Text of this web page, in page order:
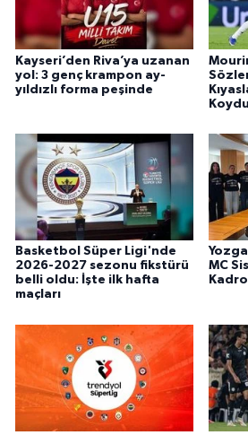
Kayseri’den Riva’ya uzanan
yol: 3 genç krampon ay-
yıldızlı forma peşinde
Koydu
Basketbol Süper Ligi'nde
2026-2027 sezonu fikstürü
belli oldu: İşte ilk hafta
maçları
MC